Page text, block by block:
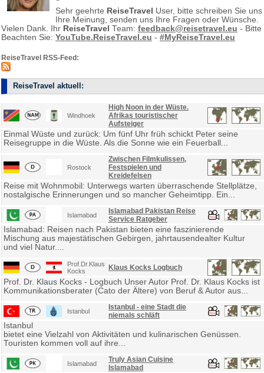
Sehr geehrte ReiseTravel User, bitte schreiben Sie uns
Ihre Meinung, senden uns Ihre Fragen oder Wünsche.
Vielen Dank. Ihr ReiseTravel Team: feedback@reisetravel.eu - Bitte
Beachten Sie: YouTube.ReiseTravel.eu - #MyReiseTravel.eu
ReiseTravel RSS-Feed:
ReiseTravel aktuell:
Windhoek
High Noon in der Wüste.
Afrikas touristischer
Aufsteiger
Einmal Wüste und zurück: Um fünf Uhr früh schickt Peter seine
Reisegruppe in die Wüste. Als die Sonne wie ein Feuerball...
Rostock
Zwischen Filmkulissen,
Festspielen und
Kreidefelsen
Reise mit Wohnmobil: Unterwegs warten überraschende Stellplätze,
nostalgische Erinnerungen und so mancher Geheimtipp. Ein...
Islamabad
Islamabad Pakistan Reise
Service Ratgeber
Islamabad: Reisen nach Pakistan bieten eine faszinierende
Mischung aus majestätischen Gebirgen, jahrtausendealter Kultur
und viel Natur....
Prof.Dr.Klaus
Kocks
Klaus Kocks Logbuch
Prof. Dr. Klaus Kocks - Logbuch Unser Autor Prof. Dr. Klaus Kocks ist
Kommunikationsberater (Cato der Ältere) von Beruf & Autor aus...
Istanbul
Istanbul - eine Stadt die
niemals schläft
Istanbul
bietet eine Vielzahl von Aktivitäten und kulinarischen Genüssen.
Touristen kommen voll auf ihre...
Islamabad
Truly Asian Cuisine
Islamabad